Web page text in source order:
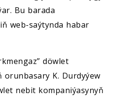
Bu barada
web-saýtynda habar
döwlet
K. Durdyýew
nebit kompaniýasynyň